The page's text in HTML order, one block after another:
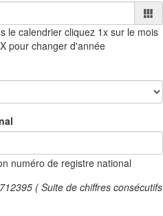
le calendriercliquez 1x sur le mois
pour changer d'année
numéro de registre national
( Suite de chiffres consécutifs